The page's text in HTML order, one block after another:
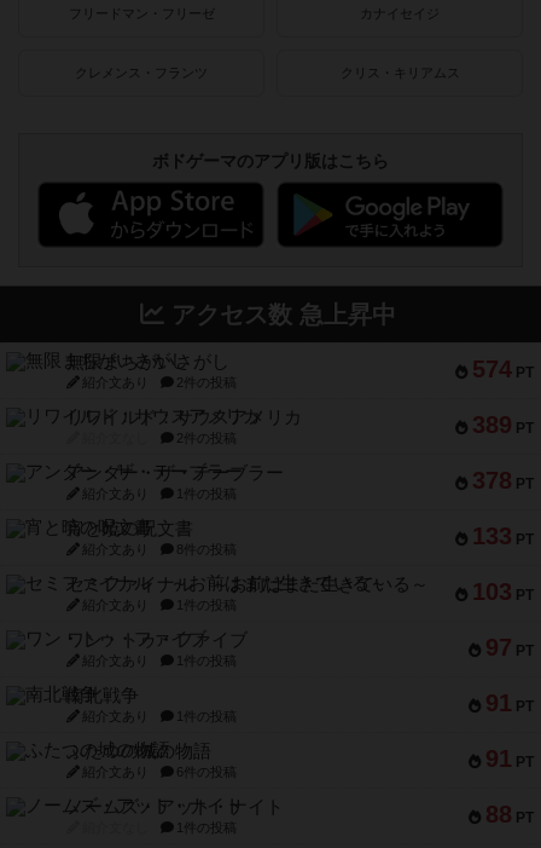
フリードマン・フリーゼ カナイセイジ
クレメンス・フランツ クリス・キリアムス
ボドゲーマのアプリ版はこちら
アクセス数 急上昇中
574 PT
無限まちがいさがし
紹介文あり 2件の投稿
389 PT
リワイルド：サウスアメリカ
2件の投稿
378 PT
アンダー・ザ・テーブラー
紹介文あり 1件の投稿
133 PT
宵と暁の呪文書
紹介文あり 8件の投稿
103 PT
セミファイナル ～お前はまだ生きている～
紹介文あり 1件の投稿
97 PT
ワン・トゥ・ファイブ
紹介文あり 1件の投稿
91 PT
南北戦争
紹介文あり 1件の投稿
91 PT
ふたつの城の物語
紹介文あり 6件の投稿
88 PT
ノームズ・アット・ナイト
1件の投稿